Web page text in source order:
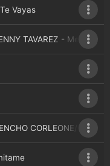
Vayas
TAVAREZ - Medallo
CORLEONE/